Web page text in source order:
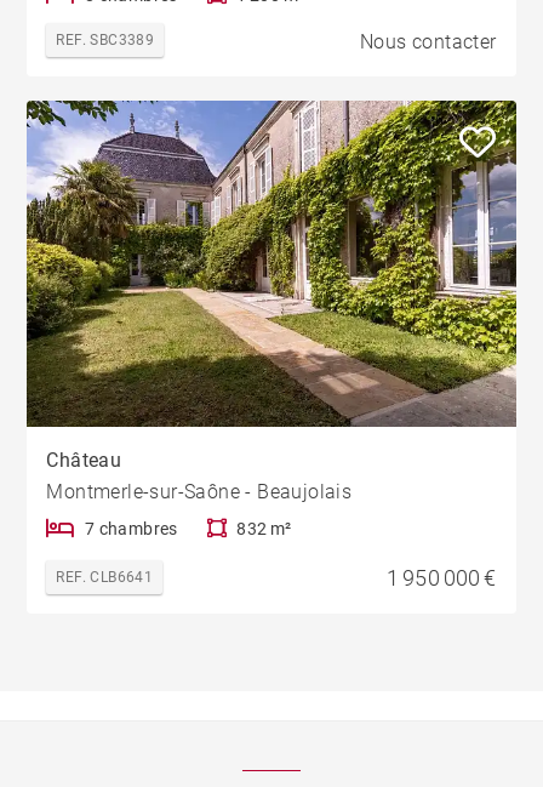
REF. SBC3389 Nous contacter
Château
Montmerle-sur-Saône - Beaujolais
7 chambres 832 m²
REF. CLB6641 1 950 000 €